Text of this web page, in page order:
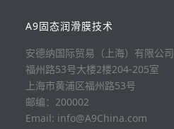
A9固态润滑膜技术
安德纳国际贸易（上海）有限公司
福州路53号大楼2楼204-205室
上海市黄浦区福州路53号
邮编：200002
Email: info@A9China.com